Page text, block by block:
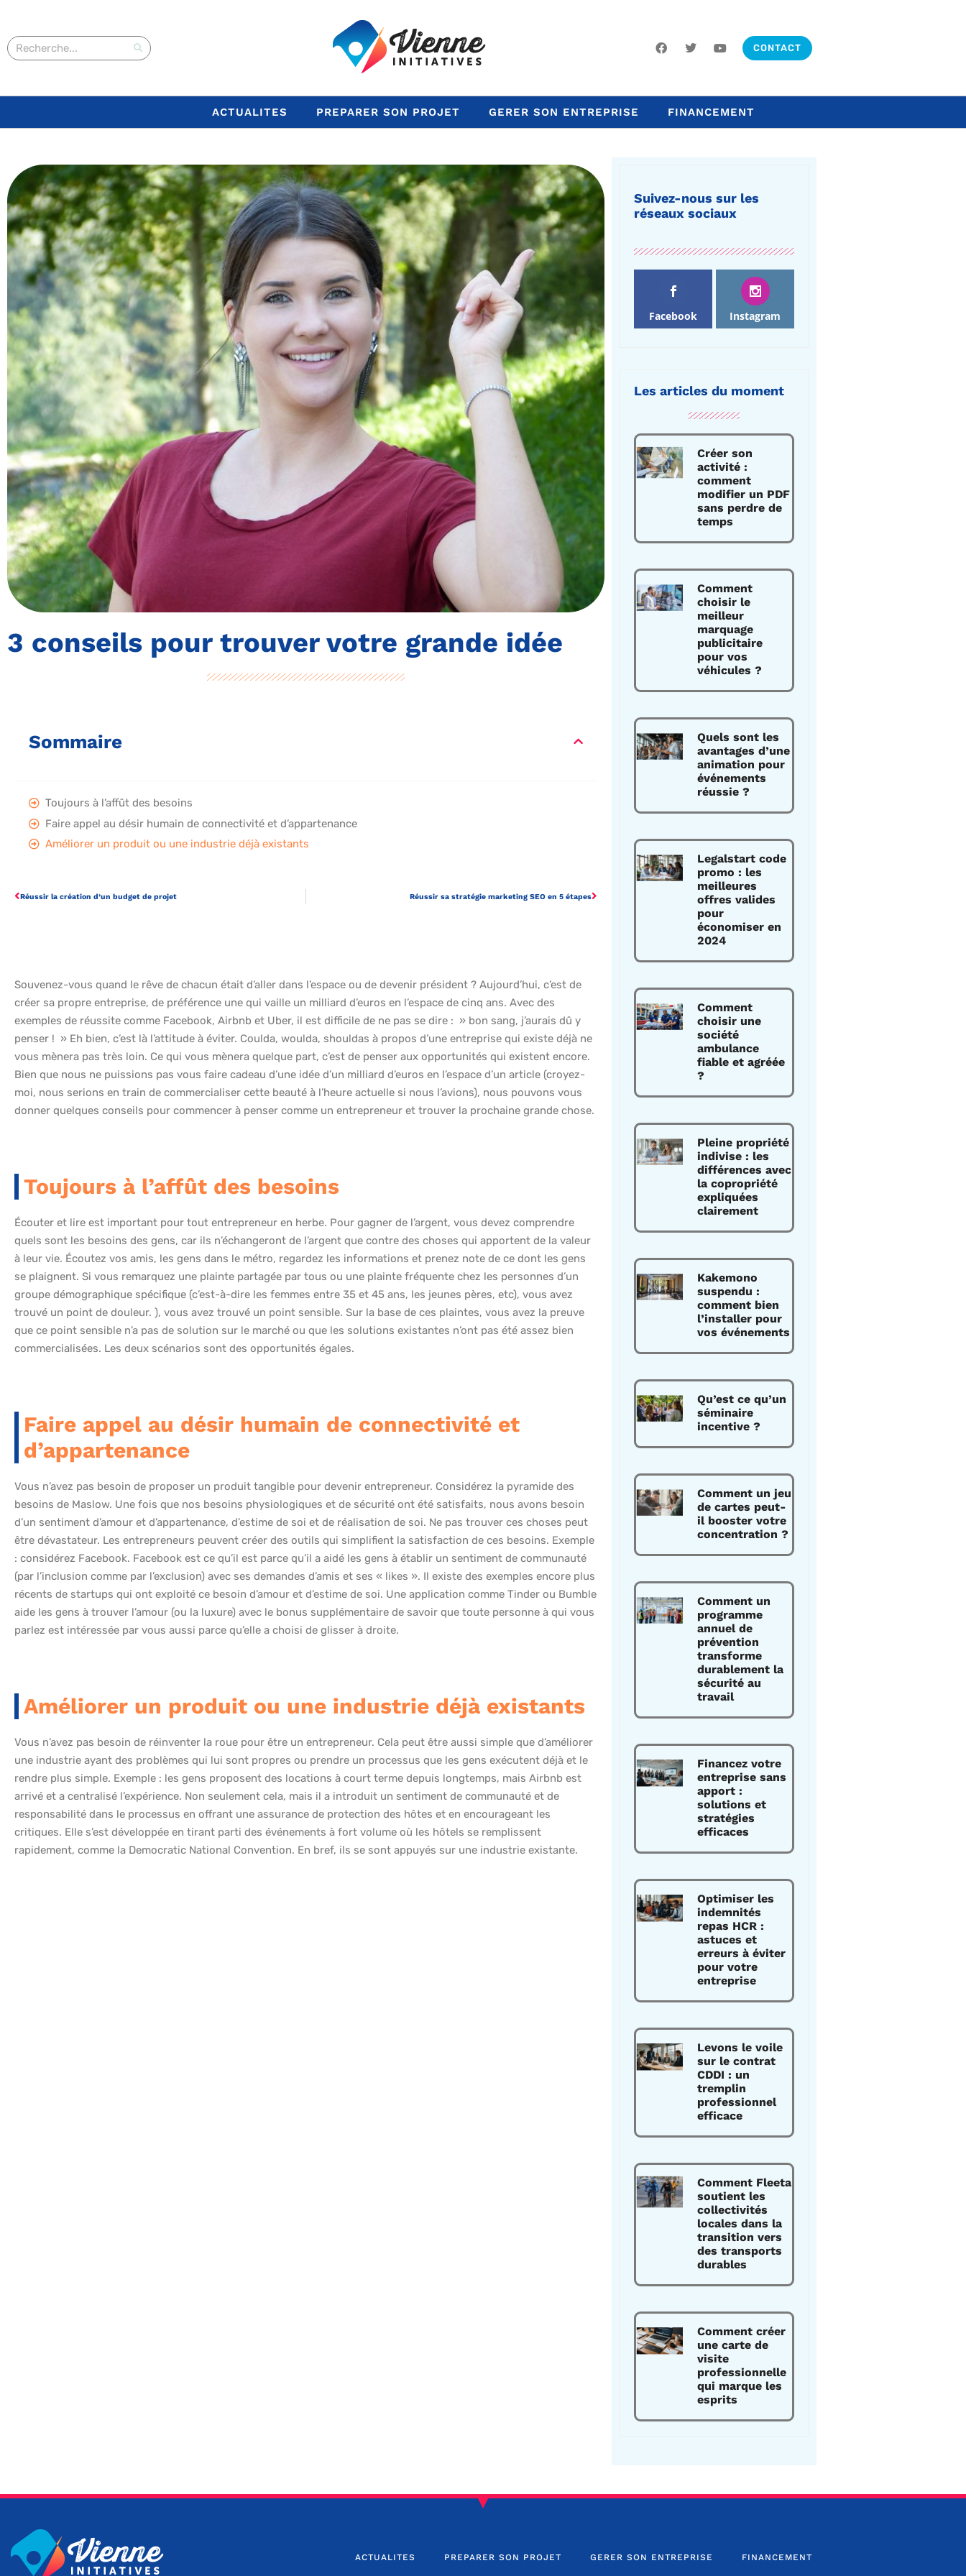
CONTACT
ACTUALITES PREPARER SON PROJET GERER SON ENTREPRISE FINANCEMENT
3 conseils pour trouver votre grande idée
Sommaire
Toujours à l’affût des besoins
Faire appel au désir humain de connectivité et d’appartenance
Améliorer un produit ou une industrie déjà existants
Réussir la création d’un budget de projet Réussir sa stratégie marketing SEO en 5 étapes
Souvenez-vous quand le rêve de chacun était d’aller dans l’espace ou de devenir président ? Aujourd’hui, c’est de
créer sa propre entreprise, de préférence une qui vaille un milliard d’euros en l’espace de cinq ans. Avec des
exemples de réussite comme Facebook, Airbnb et Uber, il est difficile de ne pas se dire : » bon sang, j’aurais dû y
penser ! » Eh bien, c’est là l’attitude à éviter. Coulda, woulda, shouldas à propos d’une entreprise qui existe déjà ne
vous mènera pas très loin. Ce qui vous mènera quelque part, c’est de penser aux opportunités qui existent encore.
Bien que nous ne puissions pas vous faire cadeau d’une idée d’un milliard d’euros en l’espace d’un article (croyez-
moi, nous serions en train de commercialiser cette beauté à l’heure actuelle si nous l’avions), nous pouvons vous
donner quelques conseils pour commencer à penser comme un entrepreneur et trouver la prochaine grande chose.
Toujours à l’affût des besoins
Écouter et lire est important pour tout entrepreneur en herbe. Pour gagner de l’argent, vous devez comprendre
quels sont les besoins des gens, car ils n’échangeront de l’argent que contre des choses qui apportent de la valeur
à leur vie. Écoutez vos amis, les gens dans le métro, regardez les informations et prenez note de ce dont les gens
se plaignent. Si vous remarquez une plainte partagée par tous ou une plainte fréquente chez les personnes d’un
groupe démographique spécifique (c’est-à-dire les femmes entre 35 et 45 ans, les jeunes pères, etc), vous avez
trouvé un point de douleur. ), vous avez trouvé un point sensible. Sur la base de ces plaintes, vous avez la preuve
que ce point sensible n’a pas de solution sur le marché ou que les solutions existantes n’ont pas été assez bien
commercialisées. Les deux scénarios sont des opportunités égales.
Faire appel au désir humain de connectivité et
d’appartenance
Vous n’avez pas besoin de proposer un produit tangible pour devenir entrepreneur. Considérez la pyramide des
besoins de Maslow. Une fois que nos besoins physiologiques et de sécurité ont été satisfaits, nous avons besoin
d’un sentiment d’amour et d’appartenance, d’estime de soi et de réalisation de soi. Ne pas trouver ces choses peut
être dévastateur. Les entrepreneurs peuvent créer des outils qui simplifient la satisfaction de ces besoins. Exemple
: considérez Facebook. Facebook est ce qu’il est parce qu’il a aidé les gens à établir un sentiment de communauté
(par l’inclusion comme par l’exclusion) avec ses demandes d’amis et ses « likes ». Il existe des exemples encore plus
récents de startups qui ont exploité ce besoin d’amour et d’estime de soi. Une application comme Tinder ou Bumble
aide les gens à trouver l’amour (ou la luxure) avec le bonus supplémentaire de savoir que toute personne à qui vous
parlez est intéressée par vous aussi parce qu’elle a choisi de glisser à droite.
Améliorer un produit ou une industrie déjà existants
Vous n’avez pas besoin de réinventer la roue pour être un entrepreneur. Cela peut être aussi simple que d’améliorer
une industrie ayant des problèmes qui lui sont propres ou prendre un processus que les gens exécutent déjà et le
rendre plus simple. Exemple : les gens proposent des locations à court terme depuis longtemps, mais Airbnb est
arrivé et a centralisé l’expérience. Non seulement cela, mais il a introduit un sentiment de communauté et de
responsabilité dans le processus en offrant une assurance de protection des hôtes et en encourageant les
critiques. Elle s’est développée en tirant parti des événements à fort volume où les hôtels se remplissent
rapidement, comme la Democratic National Convention. En bref, ils se sont appuyés sur une industrie existante.
Suivez-nous sur les
réseaux sociaux
Facebook Instagram
Les articles du moment
Créer son
activité :
comment
modifier un PDF
sans perdre de
temps
Comment
choisir le
meilleur
marquage
publicitaire
pour vos
véhicules ?
Quels sont les
avantages d’une
animation pour
événements
réussie ?
Legalstart code
promo : les
meilleures
offres valides
pour
économiser en
2024
Comment
choisir une
société
ambulance
fiable et agréée
?
Pleine propriété
indivise : les
différences avec
la copropriété
expliquées
clairement
Kakemono
suspendu :
comment bien
l’installer pour
vos événements
Qu’est ce qu’un
séminaire
incentive ?
Comment un jeu
de cartes peut-
il booster votre
concentration ?
Comment un
programme
annuel de
prévention
transforme
durablement la
sécurité au
travail
Financez votre
entreprise sans
apport :
solutions et
stratégies
efficaces
Optimiser les
indemnités
repas HCR :
astuces et
erreurs à éviter
pour votre
entreprise
Levons le voile
sur le contrat
CDDI : un
tremplin
professionnel
efficace
Comment Fleeta
soutient les
collectivités
locales dans la
transition vers
des transports
durables
Comment créer
une carte de
visite
professionnelle
qui marque les
esprits
ACTUALITES PREPARER SON PROJET GERER SON ENTREPRISE FINANCEMENT